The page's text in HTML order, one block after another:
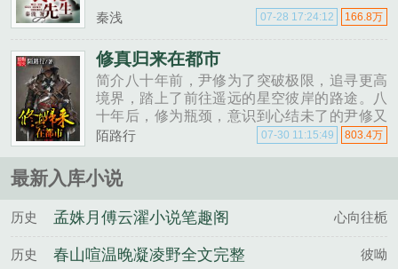
秦浅 166.8万
07-28 17:24:12
修真归来在都市
简介八十年前，尹修为了突破极限，追寻更高
境界，踏上了前往遥远的星空彼岸的路途。八
十年后，修为瓶颈，意识到心结未了的尹修又
从星空彼岸的修真界回到了地球。然而，八......
陌路行 803.4万
07-30 11:15:49
最新入库小说
历史 孟姝月傅云濯小说笔趣阁 心向往栀
历史
春山喧温晚凝凌野全文完整
彼呦